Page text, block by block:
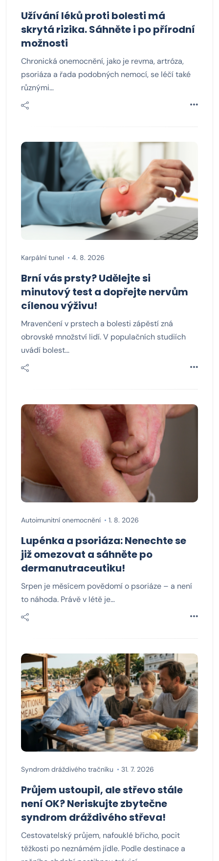
Užívání léků proti bolesti má
skrytá rizika. Sáhněte i po přírodní
možnosti
Chronická onemocnění, jako je revma, artróza,
psoriáza a řada podobných nemocí, se léčí také
různými…
Karpální tunel 4. 8. 2026
Brní vás prsty? Udělejte si
minutový test a dopřejte nervům
cílenou výživu!
Mravenčení v prstech a bolesti zápěstí zná
obrovské množství lidí. V populačních studiích
uvádí bolest…
Autoimunitní onemocnění 1. 8. 2026
Lupénka a psoriáza: Nenechte se
již omezovat a sáhněte po
dermanutraceutiku!
Srpen je měsícem povědomí o psoriáze – a není
to náhoda. Právě v létě je…
Syndrom dráždivého tračníku 31. 7. 2026
Průjem ustoupil, ale střevo stále
není OK? Neriskujte zbytečne
syndrom dráždivého střeva!
Cestovatelský průjem, nafouklé břicho, pocit
těžkosti po neznámém jídle. Podle destinace a